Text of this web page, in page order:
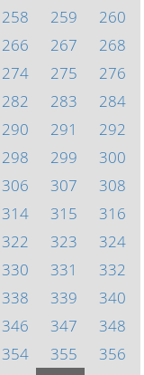
258 259
260
266 267
268
274 275
276
282 283
284
290 291
292
298 299
300
306 307
308
314 315
316
322 323
324
330 331
332
338 339
340
346 347
348
354 355
356